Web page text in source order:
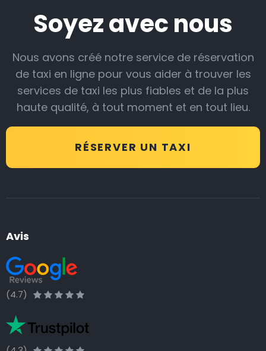
Soyez avec nous
Nous avons créé notre service de réservation
de taxi en ligne pour vous aider à trouver les
services de taxi les plus fiables et de la plus
haute qualité, à tout moment et en tout lieu.
RÉSERVER UN TAXI
Avis
(4.7)